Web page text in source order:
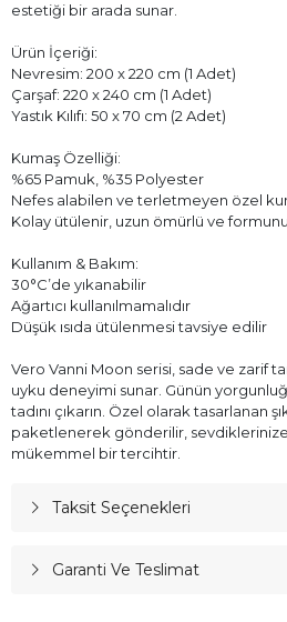
estetiği bir arada sunar.
Ürün İçeriği:
Nevresim: 200 x 220 cm (1 Adet)
Çarşaf: 220 x 240 cm (1 Adet)
Yastık Kılıfı: 50 x 70 cm (2 Adet)
Kumaş Özelliği:
%65 Pamuk, %35 Polyester
Nefes alabilen ve terletmeyen özel
Kolay ütülenir, uzun ömürlü ve
Kullanım & Bakım:
30°C’de yıkanabilir
Ağartıcı kullanılmamalıdır
Düşük ısıda ütülenmesi tavsiye edilir
Vero Vanni Moon serisi, sade ve zarif
uyku deneyimi sunar. Günün
tadını çıkarın. Özel olarak tasarlanan
paketlenerek gönderilir,
mükemmel bir tercihtir.
Taksit Seçenekleri
Garanti Ve Teslimat